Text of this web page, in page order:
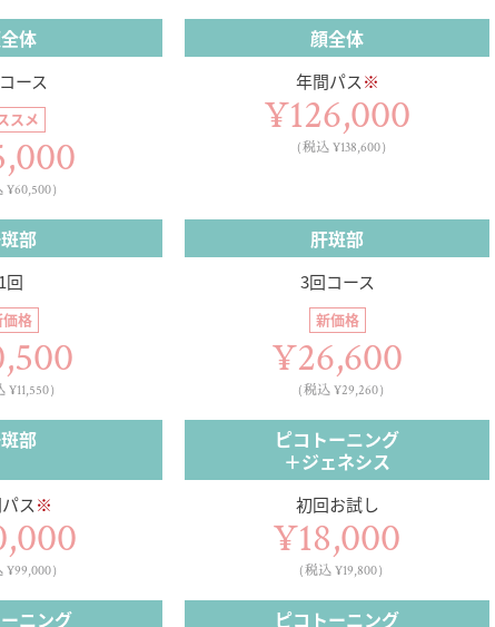
体
ース
スメ
¥60,500）
顔全体
年間パス※
¥126,000
（税込 ¥138,600）
部
1回
格
¥11,550）
肝斑部
3回コース
新価格
¥26,600
（税込 ¥29,260）
部
ス※
¥99,000）
ピコトーニング
＋ジェネシス
初回お試し
¥18,000
（税込 ¥19,800）
ニング
ピコトーニング